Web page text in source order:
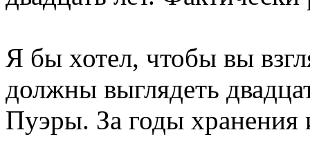
Я бы хотел, чтобы вы
должны выглядеть
Пуэры. За годы хранения